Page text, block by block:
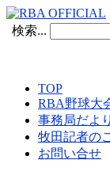
検索...
TOP
RBA野球大
事務局だより
牧田記者の
お問い合せ